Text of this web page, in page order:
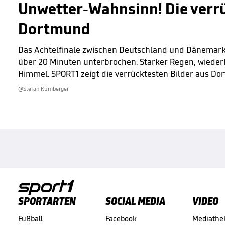
Unwetter-Wahnsinn! Die
Dortmund
Das Achtelfinale zwischen Deutschland und
über 20 Minuten unterbrochen. Starker Regen,
Himmel. SPORT1 zeigt die verrücktesten Bilder aus
@Stefan Kumberger
SPORTARTEN
Fußball
SOCIAL MEDIA
Facebook
VIDEO